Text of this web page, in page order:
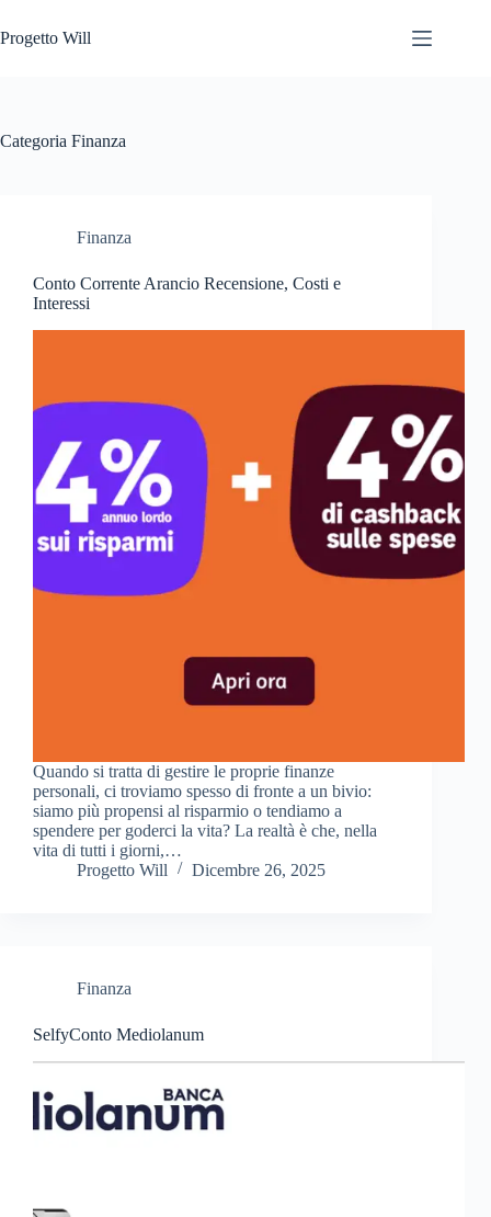
al
contenuto
Progetto Will
Categoria Finanza
Finanza
Conto Corrente Arancio Recensione, Costi e
Interessi
Quando si tratta di gestire le proprie finanze
personali, ci troviamo spesso di fronte a un bivio:
siamo più propensi al risparmio o tendiamo a
spendere per goderci la vita? La realtà è che, nella
vita di tutti i giorni,…
Progetto Will
Dicembre 26, 2025
Finanza
SelfyConto Mediolanum